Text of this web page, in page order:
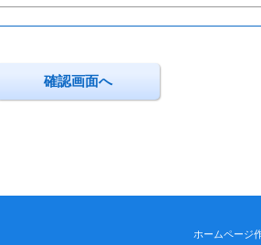
ホームページ